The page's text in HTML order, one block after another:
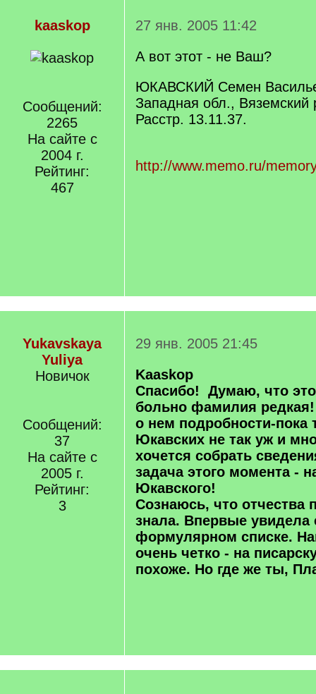
kaaskop
Сообщений:
2265
На сайте с
2004 г.
Рейтинг:
467
27 янв. 2005 11:42
А вот этот - не Ваш?
ЮКАВСКИЙ Семен
Западная обл., Вяземский
Расстр. 13.11.37.
http://www.memo.ru/
Yukavskaya
Yuliya
Новичок
Сообщений:
37
На сайте с
2005 г.
Рейтинг:
3
29 янв. 2005 21:45
Kaaskop
Спасибо! Думаю, что
больно фамилия
о нем подробности-
Юкавских не так уж и
хочется собрать
задача этого момента -
Юкавского!
Сознаюсь, что отчества
знала. Впервые увидела
формулярном списке.
очень четко - на
похоже. Но где же ты,